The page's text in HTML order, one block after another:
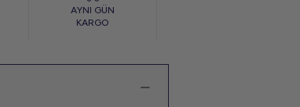
AYNI GÜN
KARGO